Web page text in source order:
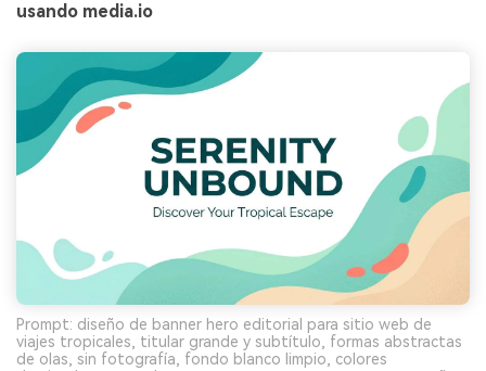
usando media.io
Prompt: diseño de banner hero editorial para sitio web de
viajes tropicales, titular grande y subtítulo, formas abstractas
de olas, sin fotografía, fondo blanco limpio, colores